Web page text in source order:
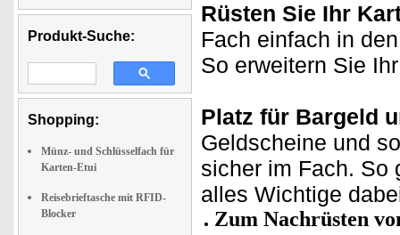
Produkt-Suche:
Shopping:
Münz- und Schlüsselfach für
Karten-Etui
Reisebrieftasche mit RFID-
Blocker
Rüsten Sie Ihr
Fach einfach in
So erweitern Sie
Platz für Bargeld
Geldscheine und
sicher im Fach. So
alles Wichtige
Zum Nachrüsten